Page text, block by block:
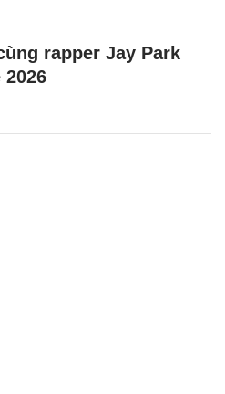
rapper Jay Park